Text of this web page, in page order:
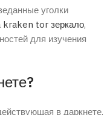
уголки
kraken tor зеркало,
для изучения
в даркнете,